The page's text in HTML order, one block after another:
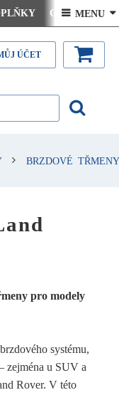
Ceny doručení
- návody Kontakt
 MENU 
ÚČET
BRZDOVÉ TŘMENY
pro modely
systému,
zejména u SUV a
Rover. V této